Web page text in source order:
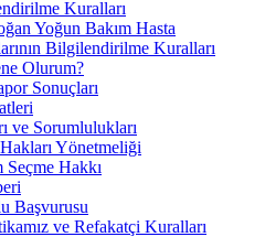
Kuralları
Yoğun Bakım Hasta
Bilgilendirilme Kuralları
Olurum?
Sonuçları
ve Sorumlulukları
Yönetmeliği
Seçme Hakkı
Başvurusu
ve Refakatçi Kuralları